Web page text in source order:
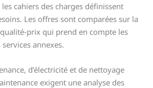
les cahiers des charges définissent
Les offres sont comparées sur la
prix qui prend en compte les
annexes.
d’électricité et de nettoyage
exigent une analyse des